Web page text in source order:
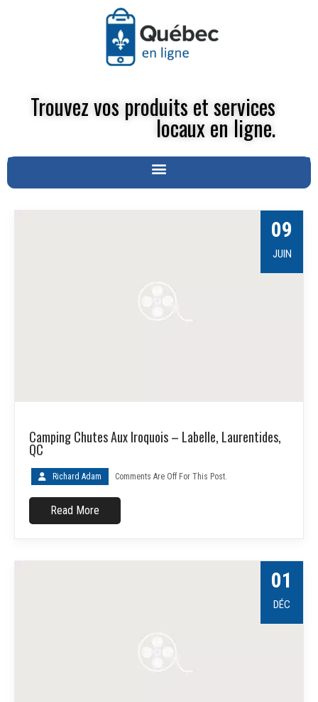
Trouvez vos produits et services
locaux en ligne.
09
JUIN
Camping Chutes Aux Iroquois – Labelle, Laurentides,
QC
Richard Adam Comments Are Off For This Post.
Read More
01
DÉC